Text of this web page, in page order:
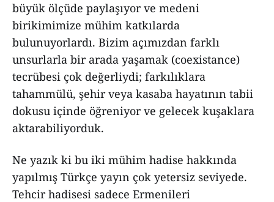
büyük ölçüde paylaşıyor ve medeni
birikimimize mühim katkılarda
bulunuyorlardı. Bizim açımızdan farklı
unsurlarla bir arada yaşamak (coexistance)
tecrübesi çok değerliydi; farkılıklara
tahammülü, şehir veya kasaba hayatının tabii
dokusu içinde öğreniyor ve gelecek kuşaklara
aktarabiliyorduk.
Ne yazık ki bu iki mühim hadise hakkında
yapılmış Türkçe yayın çok yetersiz seviyede.
Tehcir hadisesi sadece Ermenileri